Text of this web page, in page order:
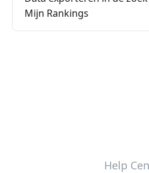
Mijn Rankings
Help